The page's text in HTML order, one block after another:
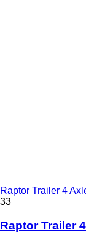
Raptor Trailer 4
33
Raptor Trailer